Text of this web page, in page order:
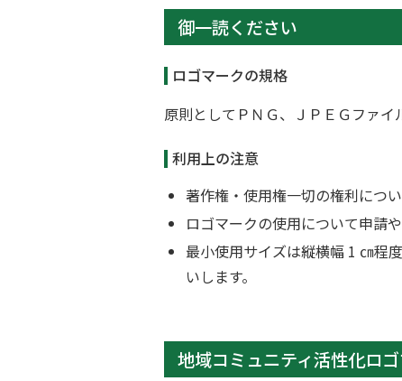
御一読ください
ロゴマークの規格
原則としてＰＮＧ、ＪＰＥＧファイ
利用上の注意
著作権・使用権一切の権利につ
ロゴマークの使用について申請
最小使用サイズは縦横幅 1 ㎝程
いします。
地域コミュニティ活性化ロ